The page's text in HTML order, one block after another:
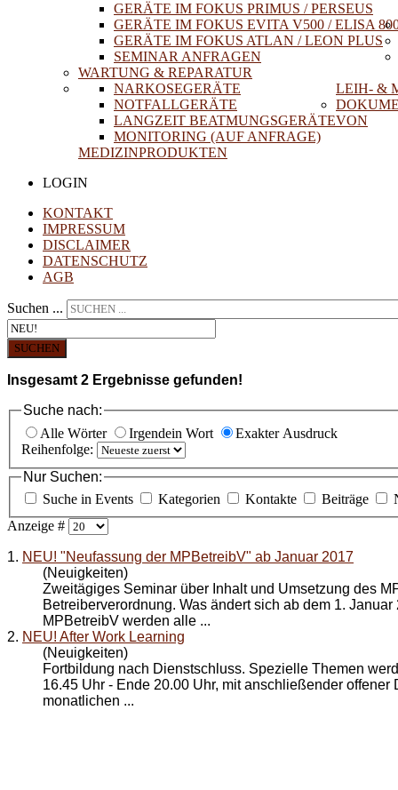
GERÄTE IM FOKUS PRIMUS / PERSEUS
GERÄTE IM FOKUS EVITA V500 / ELISA
GERÄTE IM FOKUS ATLAN / LEON PLUS
SEMINAR ANFRAGEN
WARTUNG & REPARATUR
LEIH- &
NARKOSEGERÄTE
NOTFALLGERÄTE
LANGZEIT BEATMUNGSGERÄTE
MONITORING (AUF ANFRAGE)
VON
MEDIZINPRODUKTEN
LOGIN
KONTAKT
IMPRESSUM
DISCLAIMER
DATENSCHUTZ
AGB
Suchen ...
SUCHEN
Insgesamt 2 Ergebnisse gefunden!
Suche nach:
Alle Wörter
Irgendein Wort
Exakter Ausdruck
Reihenfolge:
Nur Suchen:
Suche in Events
Kategorien Kontakte Beiträge
Anzeige #
1. NEU! "Neufassung der MPBetreibV" ab Januar 2017
(Neuigkeiten)
Zweitägiges Seminar über Inhalt und Umsetzung des
Betreiberverordnung. Was ändert sich ab dem 1.
MPBetreibV werden alle ...
2. NEU! After Work Learning
(Neuigkeiten)
Fortbildung nach Dienstschluss. Spezielle Themen
16.45 Uhr - Ende 20.00 Uhr, mit anschließender
monatlichen ...